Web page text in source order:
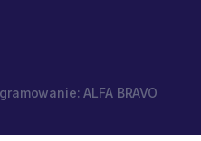
ALFA BRAVO